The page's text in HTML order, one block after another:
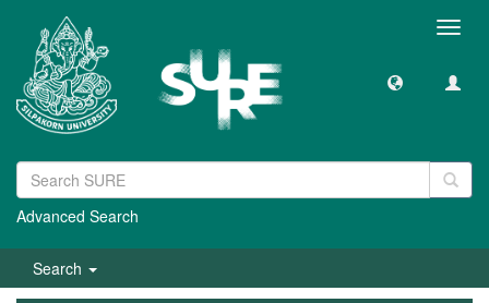
Advanced Search
Search